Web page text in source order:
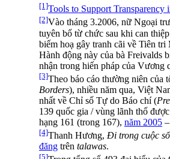
[1]Tools to Support Transparency
[2]Vào tháng 3.2006, nữ Ngoại
tuyên bố từ chức sau khi can
biếm hoạ gây tranh cãi về Tiên
Hành động này của bà Freivalds
nhận trong hiến pháp của Vương
[3]Theo báo cáo thường niên của
Borders), nhiều năm qua, Việt
nhất về Chỉ số Tự do Báo chí (
139 quốc gia / vùng lãnh thổ
hạng 161 (trong 167), năm 2005
[4]Thanh Hương, Đi trong cuộc
đăng trên talawas.
[5]